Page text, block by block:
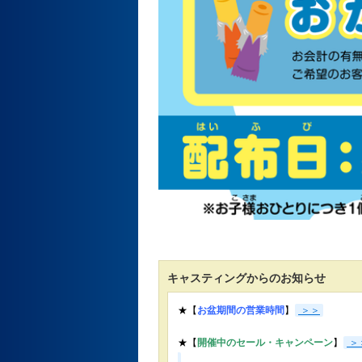
キャスティングからのお知らせ
★【 お盆期間の営業時間 】 ＞＞
★【 開催中のセール・キャンペーン】 ＞